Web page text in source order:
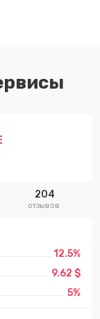
204
отзывов
12.5%
9.62 $
5%